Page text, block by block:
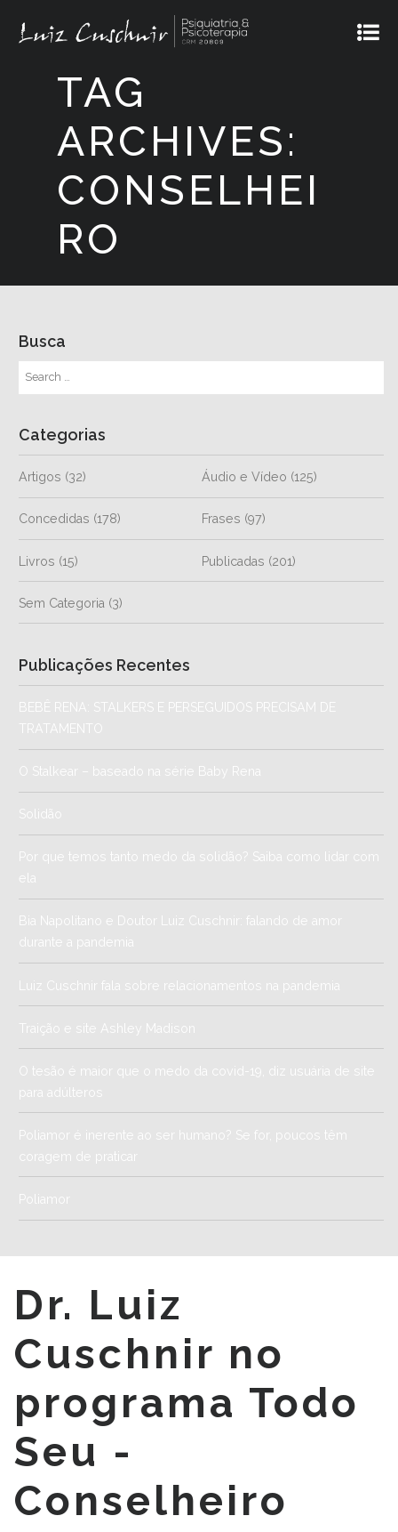
TAG
ARCHIVES:
CONSELHEI
RO
Busca
Categorias
Artigos (32) Áudio e Vídeo (125)
Concedidas (178) Frases (97)
Livros (15) Publicadas (201)
Sem Categoria (3)
Publicações Recentes
BEBÊ RENA: STALKERS E PERSEGUIDOS PRECISAM DE
TRATAMENTO
O Stalkear – baseado na série Baby Rena
Solidão
Por que temos tanto medo da solidão? Saiba como lidar com
ela
Bia Napolitano e Doutor Luiz Cuschnir: falando de amor
durante a pandemia
Luiz Cuschnir fala sobre relacionamentos na pandemia
Traição e site Ashley Madison
O tesão é maior que o medo da covid-19, diz usuária de site
para adúlteros
Poliamor é inerente ao ser humano? Se for, poucos têm
coragem de praticar
Poliamor
Dr. Luiz
Cuschnir no
programa Todo
Seu -
Conselheiro